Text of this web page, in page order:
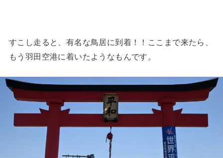
すこし走ると、有名な鳥居に到着！！ここまで来たら、
もう羽田空港に着いたようなもんです。